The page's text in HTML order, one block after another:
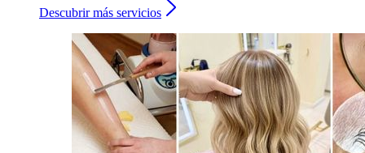
Descubrir más servicios